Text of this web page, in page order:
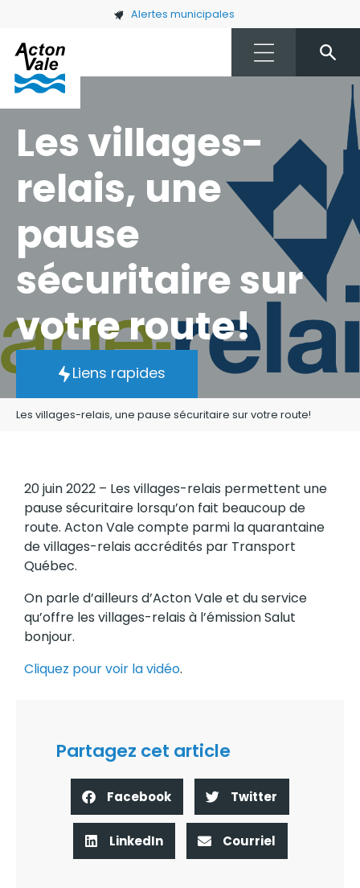
Skip to main content Alertes municipales
Les villages-
relais, une
pause
sécuritaire sur
votre route!
Liens rapides
Les villages-relais, une pause sécuritaire sur votre route!
20 juin 2022 – Les villages-relais permettent une
pause sécuritaire lorsqu’on fait beaucoup de
route. Acton Vale compte parmi la quarantaine
de villages-relais accrédités par Transport
Québec.
On parle d’ailleurs d’Acton Vale et du service
qu’offre les villages-relais à l’émission Salut
bonjour.
Cliquez pour voir la vidéo.
Partagez cet article
Facebook Twitter
LinkedIn Courriel